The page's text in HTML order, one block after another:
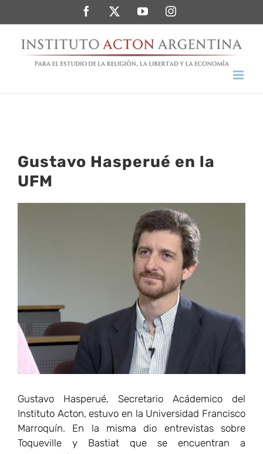
al
contenido
FacebookTwitterYouTubeInstagram
Gustavo Hasperué en la
UFM
Gustavo Hasperué, Secretario Acádemico del
Instituto Acton, estuvo en la Universidad Francisco
Marroquín. En la misma dio entrevistas sobre
Toqueville y Bastiat que se encuentran a